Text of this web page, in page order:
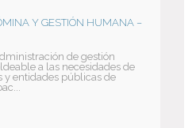
Y GESTIÓN HUMANA –
de gestión
a las necesidades de
y entidades públicas de